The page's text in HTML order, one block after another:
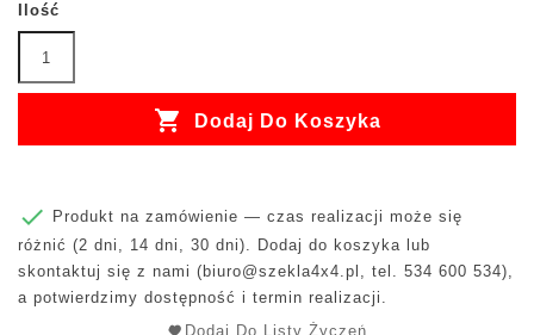
Ilość
 Dodaj Do Koszyka

Produkt na zamówienie — czas realizacji może się
różnić (2 dni, 14 dni, 30 dni). Dodaj do koszyka lub
skontaktuj się z nami ( biuro@szekla4x4.pl , tel. 534 600 534),
a potwierdzimy dostępność i termin realizacji.
Dodaj Do Listy Życzeń